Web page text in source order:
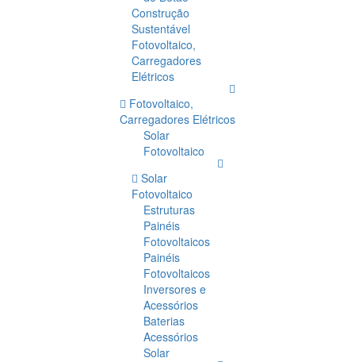
Construção
Sustentável
Fotovoltaico,
Carregadores
Elétricos
Fotovoltaico,
Carregadores Elétricos
Solar
Fotovoltaico
Solar
Fotovoltaico
Estruturas
Painéis
Fotovoltaicos
Painéis
Fotovoltaicos
Inversores e
Acessórios
Baterias
Acessórios
Solar